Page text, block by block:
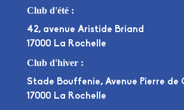
Club d'été :
42, avenue Aristide Briand
17000 La Rochelle
Club d'hiver :
Stade Bouffenie, Avenue Pierre de
17000 La Rochelle